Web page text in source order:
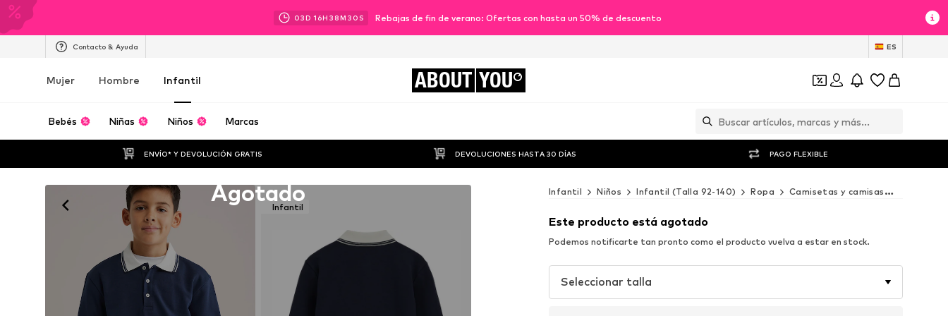
03D 16H 38M 28 S Rebajas de fin de verano: Ofertas con hasta un 50% de descuento
Contacto & Ayuda ES
Mujer Hombre Infantil ABOUT YOU
Bebés Niñas Niños Marcas
ENVÍO* Y DEVOLUCIÓN GRATIS DEVOLUCIONES HASTA 30 DÍAS PAGO FLEXIBLE
Infantil
Agotado Infantil Niños Infantil (Talla 92-140) Ropa Camisetas y camisas
Este producto está agotado
Podemos notificarte tan pronto como el producto vuelva a estar en stock.
Seleccionar talla